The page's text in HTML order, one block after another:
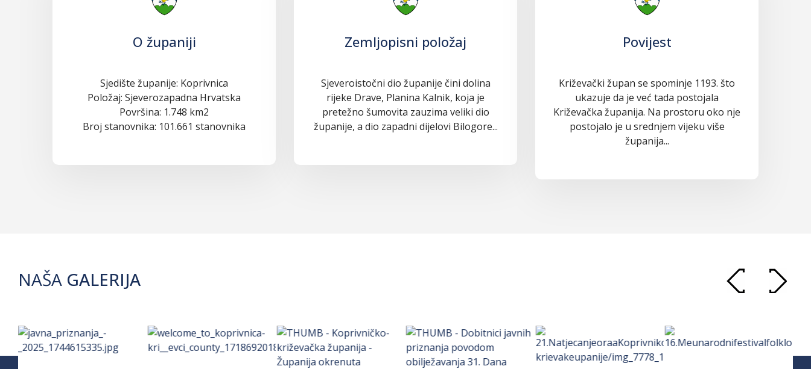
O županiji
Sjedište županije: Koprivnica
Položaj: Sjeverozapadna Hrvatska
Površina: 1.748 km2
Broj stanovnika: 101.661 stanovnika
Zemljopisni položaj
Sjeveroistočni dio županije čini dolina
rijeke Drave, Planina Kalnik, koja je
pretežno šumovita zauzima veliki dio
županije, a dio zapadni dijelovi Bilogore...
Povijest
Križevački župan se spominje 1193. što
ukazuje da je već tada postojala
Križevačka županija. Na prostoru oko nje
postojalo je u srednjem vijeku više
županija...
NAŠA GALERIJA